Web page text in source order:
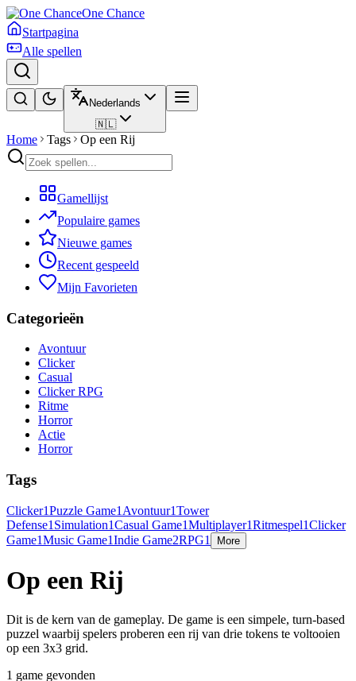
One Chance
Startpagina
Alle spellen
Nederlands
🇳🇱
Home Tags Op een Rij
Gamellijst
Populaire games
Nieuwe games
Recent gespeeld
Mijn Favorieten
Categorieën
Avontuur
Clicker
Casual
Clicker RPG
Ritme
Horror
Actie
Horror
Tags
Clicker1Puzzle Game1 Avontuur1Tower
Defense1 Simulation1Casual Game1Multiplayer1Ritmespel1Clicker
Game1Music Game1Indie Game2RPG1 More
Op een Rij
Dit is de kern van de gameplay. De game is een simpele, turn-based
puzzel waarbij spelers proberen een rij van drie tokens te voltooien
op een 3x3 grid.
1 game gevonden